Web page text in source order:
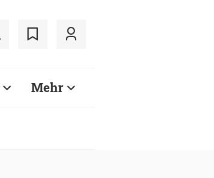
Mehr